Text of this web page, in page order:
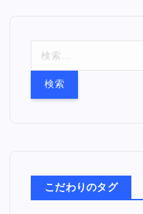
こだわりのタグ